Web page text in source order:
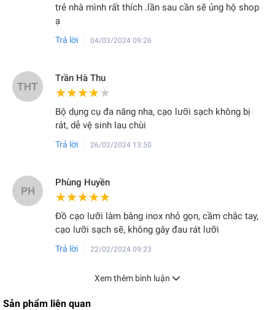
trẻ nhà mình rất thích .lần sau cần sẽ ủng hộ shop
ạ
Trả lời 04/03/2024 09:26
THT
Trần Hà Thu
★★★★★
★★★★★
Bộ dụng cụ đa năng nha, cạo lưỡi sạch không bị
rát, dễ vệ sinh lau chùi
Trả lời 26/02/2024 13:50
PH
Phùng Huyền
★★★★★
★★★★★
Đồ cạo lưỡi làm bằng inox nhỏ gọn, cầm chắc tay,
cạo lưỡi sạch sẽ, không gây đau rát lưỡi
Trả lời 22/02/2024 09:23
Xem thêm bình luận
Sản phẩm liên quan